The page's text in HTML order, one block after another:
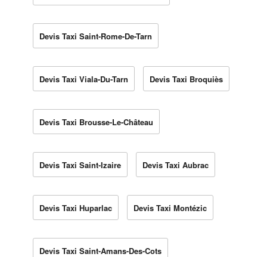
Devis Taxi Saint-Rome-De-Tarn
Devis Taxi Viala-Du-Tarn Devis Taxi Broquiès
Devis Taxi Brousse-Le-Château
Devis Taxi Saint-Izaire Devis Taxi Aubrac
Devis Taxi Huparlac Devis Taxi Montézic
Devis Taxi Saint-Amans-Des-Cots